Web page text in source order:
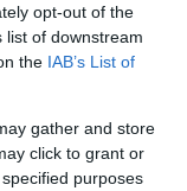
opt-out of the
list of downstream
the IAB’s List of
gather and store
click to grant or
purposes